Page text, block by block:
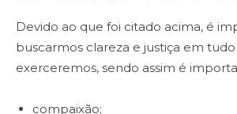
Devido ao que foi citado acima, é
buscarmos clareza e justiça em
exerceremos, sendo assim é
compaixão;